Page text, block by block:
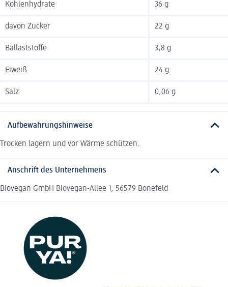
Kohlenhydrate 36 g
davon Zucker 22 g
Ballaststoffe 3,8 g
Eiweiß 24 g
Salz 0,06 g
Aufbewahrungshinweise
Trocken lagern und vor Wärme schützen.
Anschrift des Unternehmens
Biovegan GmbH Biovegan-Allee 1, 56579 Bonefeld